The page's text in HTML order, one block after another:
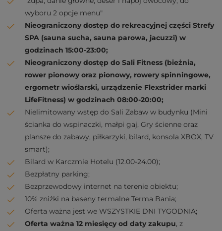
wyboru 2 opcje menu"
Nieograniczony dostęp do rekreacyjnej części Strefy
SPA (sauna sucha, sauna parowa, jacuzzi) w
godzinach 15:00-23:00;
Nieograniczony dostęp do Sali Fitness (bieżnia,
rower pionowy oraz pionowy, rowery spinningowe,
ergometr wioślarski, urządzenie Flexstrider marki
LifeFitness) w godzinach 08:00-20:00;
Nielimitowany wstęp do Sali Zabaw w budynku (Mini
ścianka do wspinaczki, małpi gaj, Gry ścienne oraz
plansze do zabawy, piłkarzyki, bilard, konsola XBOX, TV
smart);
Bilard w Karczmie Hotelu (12.00-24.00);
Bezpłatny parking;
Bezprzewodowy internet na terenie obiektu;
10% zniżki na baseny termalne Terma Bania;
Oferta ważna jest we WSZYSTKIE DNI TYGODNIA;
Oferta ważna 12 miesięcy od daty zakupu, z